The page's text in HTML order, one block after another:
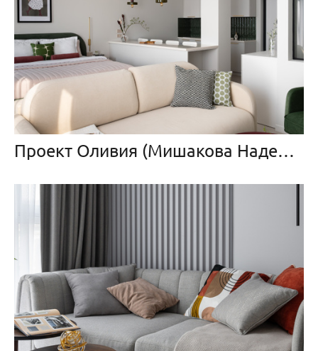
Проект Оливия (Мишакова Надежда и Борисова Елена)